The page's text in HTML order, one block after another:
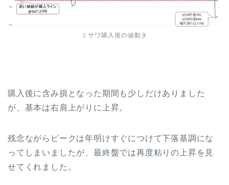
ミサワ購入後の値動き
購入後に含み損となった期間も少しだけありました
が、基本は右肩上がりに上昇。
残念ながらピークは年明けすぐにつけて下落基調にな
ってしまいましたが、最終盤では再度粘りの上昇を見
せてくれました。